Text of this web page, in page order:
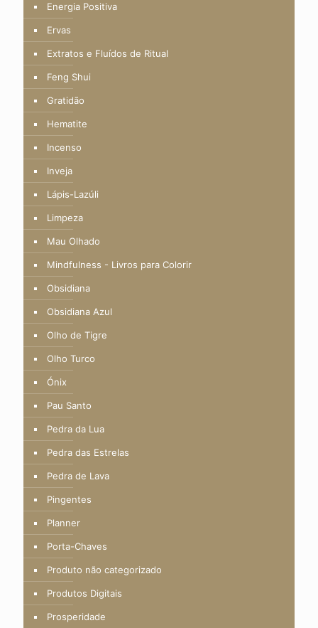
Energia Positiva
Ervas
Extratos e Fluídos de Ritual
Feng Shui
Gratidão
Hematite
Incenso
Inveja
Lápis-Lazúli
Limpeza
Mau Olhado
Mindfulness - Livros para Colorir
Obsidiana
Obsidiana Azul
Olho de Tigre
Olho Turco
Ónix
Pau Santo
Pedra da Lua
Pedra das Estrelas
Pedra de Lava
Pingentes
Planner
Porta-Chaves
Produto não categorizado
Produtos Digitais
Prosperidade